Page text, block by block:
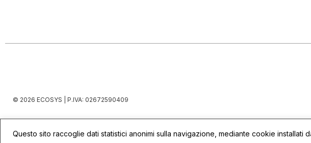
Questo sito raccoglie dati statistici anonimi sulla navigazione, mediante cookie
© 2026 ECOSYS | P.IVA: 02672590409